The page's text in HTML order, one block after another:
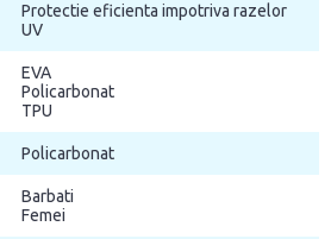
Protectie eficienta impotriva razelor
UV
EVA
Policarbonat
TPU
Policarbonat
Barbati
Femei